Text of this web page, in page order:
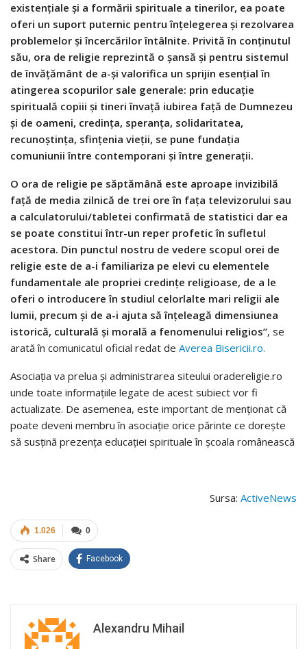
existenţiale şi a formării spirituale a tinerilor, ea poate
oferi un suport puternic pentru înțelegerea și rezolvarea
problemelor și încercărilor întâlnite. Privită în conținutul
său, ora de religie reprezintă o şansă și pentru sistemul
de învăţământ de a-şi valorifica un sprijin esenţial în
atingerea scopurilor sale generale: prin educație
spirituală copiii şi tineri învață iubirea faţă de Dumnezeu
şi de oameni, credinţa, speranţa, solidaritatea,
recunoştinţa, sfinţenia vieţii, se pune fundația
comuniunii între contemporani și între generații.
O ora de religie pe săptămână este aproape invizibilă
faţă de media zilnică de trei ore în faţa televizorului sau
a calculatorului/tabletei confirmată de statistici dar ea
se poate constitui într-un reper profetic în sufletul
acestora. Din punctul nostru de vedere scopul orei de
religie este de a-i familiariza pe elevi cu elementele
fundamentale ale propriei credinţe religioase, de a le
oferi o introducere în studiul celorlalte mari religii ale
lumii, precum şi de a-i ajuta să înţeleagă dimensiunea
istorică, culturală şi morală a fenomenului religios”, se
arată în comunicatul oficial redat de Averea Bisericii.ro.
Asociația va prelua și administrarea siteului oradereligie.ro
unde toate informațiile legate de acest subiect vor fi
actualizate. De asemenea, este important de menționat că
poate deveni membru în asociație orice părinte ce dorește
să susțină prezența educației spirituale în școala românească
Sursa: ActiveNews
0
1.026
Share Facebook
Alexandru Mihail